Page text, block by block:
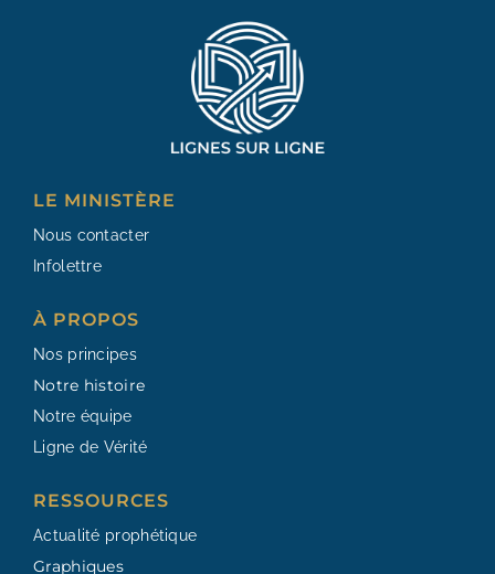
LE MINISTÈRE
Nous contacter
Infolettre
À PROPOS
Nos principes
Notre histoire
Notre équipe
Ligne de Vérité
RESSOURCES​
Actualité prophétique
Graphiques